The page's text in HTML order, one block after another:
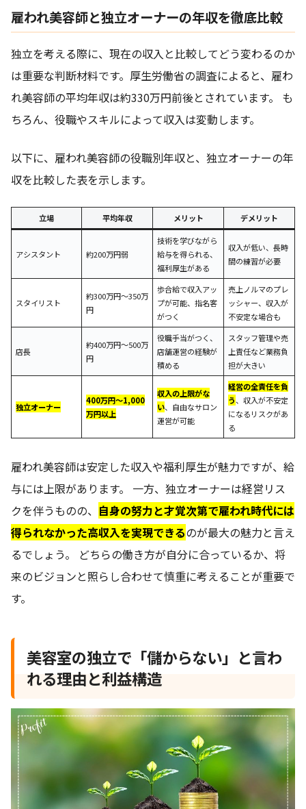
雇われ美容師と独立オーナーの年収を徹底比較
独立を考える際に、現在の収入と比較してどう変わるのか
は重要な判断材料です。厚生労働省の調査によると、雇わ
れ美容師の平均年収は約330万円前後とされています。 も
ちろん、役職やスキルによって収入は変動します。
以下に、雇われ美容師の役職別年収と、独立オーナーの年
収を比較した表を示します。
立場 平均年収 メリット デメリット
アシスタント 約200万円弱
技術を学びながら
給与を得られる、
福利厚生がある
収入が低い、長時
間の練習が必要
スタイリスト
約300万円～350万
円
歩合給で収入アッ
プが可能、指名客
がつく
売上ノルマのプレ
ッシャー、収入が
不安定な場合も
店長
約400万円～500万
円
役職手当がつく、
店舗運営の経験が
積める
スタッフ管理や売
上責任など業務負
担が大きい
独立オーナー
400万円～1,000
万円以上
収入の上限がな
い、自由なサロン
運営が可能
経営の全責任を負
う、収入が不安定
になるリスクがあ
る
雇われ美容師は安定した収入や福利厚生が魅力ですが、給
与には上限があります。 一方、独立オーナーは経営リス
クを伴うものの、 自身の努力と才覚次第で雇われ時代には
得られなかった高収入を実現できるのが最大の魅力と言え
るでしょう。 どちらの働き方が自分に合っているか、将
来のビジョンと照らし合わせて慎重に考えることが重要で
す。
美容室の独立で「儲からない」と言わ
れる理由と利益構造